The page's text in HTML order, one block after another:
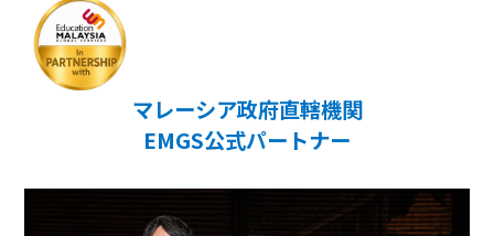
マレーシア政府直轄機関
EMGS公式パートナー